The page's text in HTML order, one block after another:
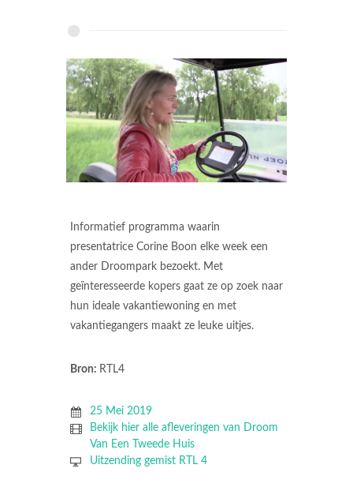
Informatief programma waarin
presentatrice Corine Boon elke week een
ander Droompark bezoekt. Met
geïnteresseerde kopers gaat ze op zoek naar
hun ideale vakantiewoning en met
vakantiegangers maakt ze leuke uitjes.
Bron: RTL4
25 Mei 2019
Bekijk hier alle afleveringen van Droom
Van Een Tweede Huis
Uitzending gemist RTL 4